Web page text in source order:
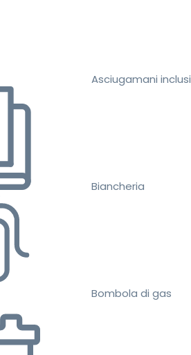
Asciugamani inclusi
Biancheria
Bombola di gas